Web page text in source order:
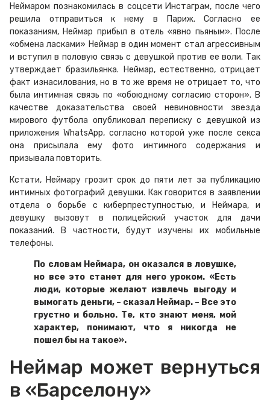
Неймаром познакомилась в соцсети Инстаграм, после чего
решила отправиться к нему в Париж. Согласно ее
показаниям, Неймар прибыл в отель «явно пьяным». После
«обмена ласками» Неймар в один момент стал агрессивным
и вступил в половую связь с девушкой против ее воли. Так
утверждает бразильянка. Неймар, естественно, отрицает
факт изнасилования, но в то же время не отрицает то, что
была интимная связь по «обоюдному согласию сторон». В
качестве доказательства своей невиновности звезда
мирового футбола опубликовал переписку с девушкой из
приложения WhatsApp, согласно которой уже после секса
она присылала ему фото интимного содержания и
призывала повторить.
Кстати, Неймару грозит срок до пяти лет за публикацию
интимных фотографий девушки. Как говорится в заявлении
отдела о борьбе с киберпреступностью, и Неймара, и
девушку вызовут в полицейский участок для дачи
показаний. В частности, будут изучены их мобильные
телефоны.
По словам Неймара, он оказался в ловушке,
но все это станет для него уроком. «Есть
люди, которые желают извлечь выгоду и
вымогать деньги, – сказал Неймар. – Все это
грустно и больно. Те, кто знают меня, мой
характер, понимают, что я никогда не
пошел бы на такое».
Неймар может вернуться
в «Барселону»